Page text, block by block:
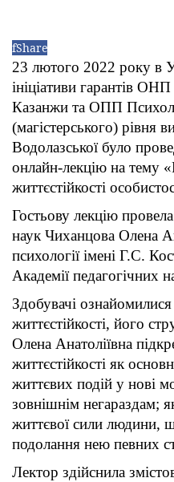
fShare
23 лютого 2022 року в
ініціативи гарантів
Казанжи та ОПП
(магістерського) рівня
Водолазської було
онлайн-лекцію на тему
життєстійкості
Гостьову лекцію
наук Чиханцова Олена
психології імені Г.С.
Академії педагогічних
Здобувачі
життєстійкості, його
Олена Анатоліївна
життєстійкості як
життєвих подій у нові
зовнішнім негараздам;
життєвої сили людини,
подолання нею певних
Лектор здійснила